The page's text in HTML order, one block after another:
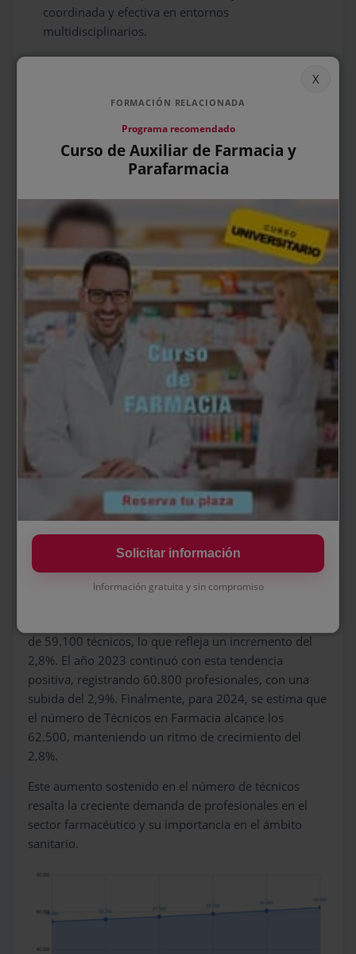
coordinada y efectiva en entornos
multidisciplinarios.
La adquisición de estos conocimientos y facultades te
Establecimientos de farmacia
Laboratorios farmacéuticos
detalle esta formación en multitud de centros y
muchas otras relacionadas con la atención
farmacéutica.
EMPLEO
Datos y estadísticas
Evolución del número de
Técnicos en Farmacia (2019-2024)
A lo largo de los últimos cinco años, el número de
Técnicos en Farmacia ha experimentado un
crecimiento constante. En 2019, la cifra total era de
55.000 profesionales. En 2020, este número aumentó
ligeramente hasta los 56.200, lo que representó un
incremento del 2,2%.
Durante el año 2021, el crecimiento se mantuvo en
una tendencia similar, alcanzando los 57.500 técnicos,
de 59.100 técnicos, lo que refleja un incremento del
2,8%. El año 2023 continuó con esta tendencia
positiva, registrando 60.800 profesionales, con una
subida del 2,9%. Finalmente, para 2024, se estima que
el número de Técnicos en Farmacia alcance los
62.500, manteniendo un ritmo de crecimiento del
2,8%.
Este aumento sostenido en el número de técnicos
resalta la creciente demanda de profesionales en el
sector farmacéutico y su importancia en el ámbito
sanitario.
FORMACIÓN RELACIONADA
Programa recomendado
Curso de Auxiliar de Farmacia y
Parafarmacia
Solicitar información
Información gratuita y sin compromiso